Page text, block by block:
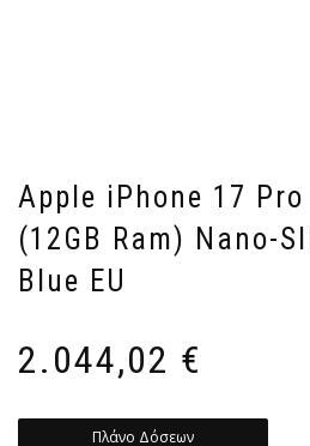
Apple iPhone 17 Pro
(12GB Ram) Nano-
Blue EU
2.044,02 €
Πλάνο Δόσεων